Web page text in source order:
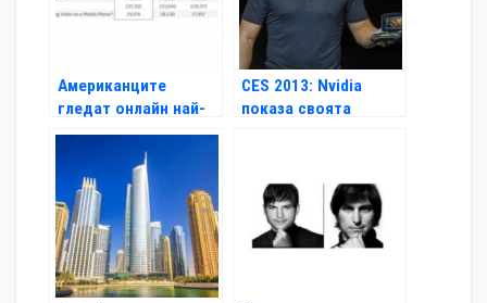
Американците
гледат онлайн най-
много от всички
CES 2013: Nvidia
показа своята